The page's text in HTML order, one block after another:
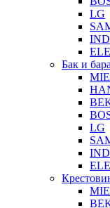
LG
Бак и
LG